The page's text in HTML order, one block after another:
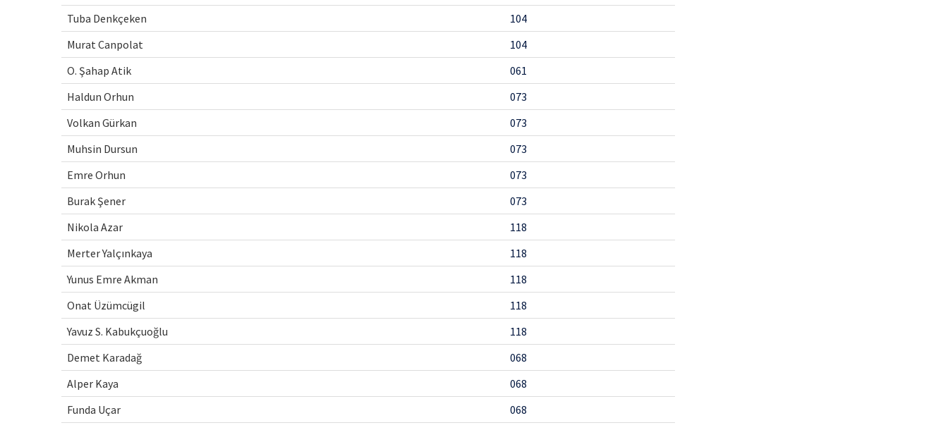
Tuba Denkçeken
104
Murat Canpolat
104
O. Şahap Atik
061
Haldun Orhun
073
Volkan Gürkan
073
Muhsin Dursun
073
Emre Orhun
073
Burak Şener
073
Nikola Azar
118
Merter Yalçınkaya
118
Yunus Emre Akman
118
Onat Üzümcügil
118
Yavuz S. Kabukçuoğlu
118
Demet Karadağ
068
Alper Kaya
068
Funda Uçar
068